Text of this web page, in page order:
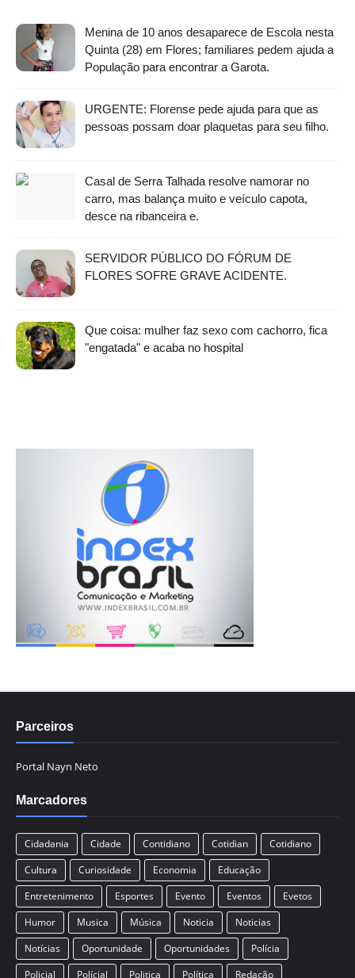
Menina de 10 anos desaparece de Escola nesta
Quinta (28) em Flores; familiares pedem ajuda a
População para encontrar a Garota.
URGENTE: Florense pede ajuda para que as
pessoas possam doar plaquetas para seu filho.
Casal de Serra Talhada resolve namorar no
carro, mas balança muito e veículo capota,
desce na ribanceira e.
SERVIDOR PÚBLICO DO FÓRUM DE
FLORES SOFRE GRAVE ACIDENTE.
Que coisa: mulher faz sexo com cachorro, fica
"engatada" e acaba no hospital
Parceiros
Portal Nayn Neto
Marcadores
Cidadania Cidade Contidiano Cotidian
Cotidiano
Cultura
Curiosidade Economia
Educação
Entretenimento
Esportes Evento Eventos
Evetos
Humor
Musica Música Noticia
Noticias
Notícias
Oportunidade Oportunidades
Polícia
Policial
Polícial Politica Política Redação